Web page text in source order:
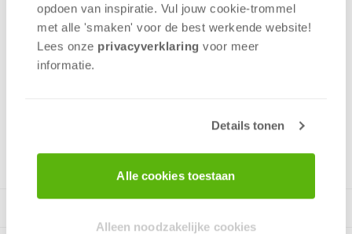
opdoen van inspiratie. Vul jouw cookie-trommel
met alle 'smaken' voor de best werkende website​!
Lees onze privacyverklaring voor meer
informatie.
Details tonen
Alle cookies toestaan
Alleen noodzakelijke cookies
Heel veel puzzel plezier in een doos! Vier puzzels van
verschillend formaat met verschillende aantallen stukjes in
een doos. Deze puzzels hebben leuke afbeeldingen van